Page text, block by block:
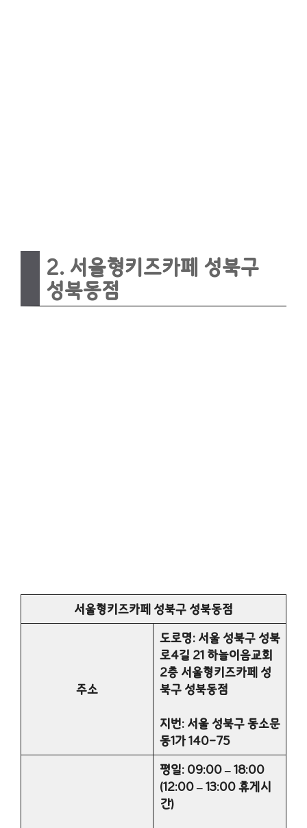
2. 서울형키즈카페 성북구
성북동점
서울형키즈카페 성북구 성북동점
주소
도로명: 서울 성북구 성북
로4길 21 하늘이음교회
2층 서울형키즈카페 성
북구 성북동점
지번: 서울 성북구 동소문
동1가 140-75
평일: 09:00 – 18:00
(12:00 – 13:00 휴게시
간)